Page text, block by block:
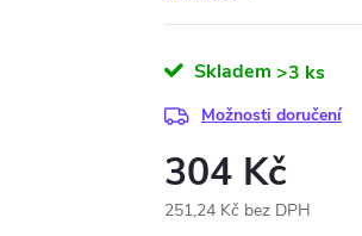
Skladem >3 ks
Možnosti doručení
304 Kč
251,24 Kč bez DPH